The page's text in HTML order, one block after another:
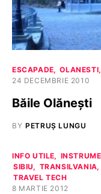
ESCAPADE OLANESTI
24 DECEMBRIE 2010
Băile Olăneşti
BY PETRUȘ LUNGU
INFO UTILE
SIBIU
TRANSILVANIA
TRAVEL TECH
8 MARTIE 2012